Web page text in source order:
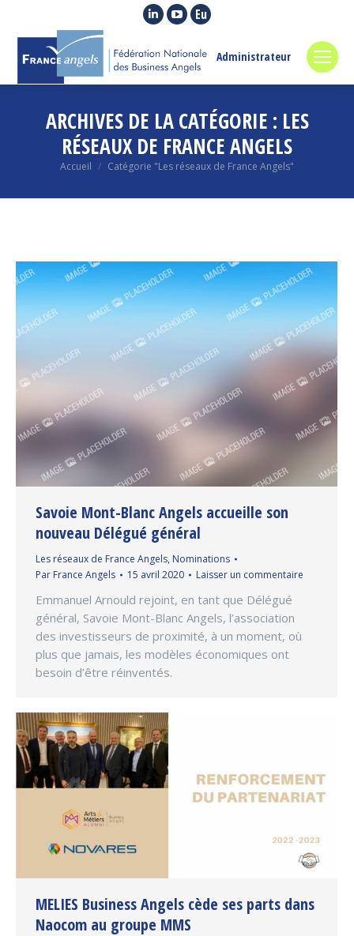
La
LinkedIn
s'ouvre
une
nouvelle
fenêtre
La
YouTube
s'ouvre
une
nouvelle
fenêtre
La
Euroquity
une
nouvelle
fenêtre
Administrateur
ARCHIVES DE LA CATÉGORIE : LES
RÉSEAUX DE FRANCE ANGELS
Vous êtes ici :
Accueil Catégorie "Les réseaux de France Angels"
Savoie Mont-Blanc Angels accueille son
nouveau Délégué général
Les réseaux de France Angels, Nominations
Par France Angels 15 avril 2020 Laisser un commentaire
Emmanuel Arnould rejoint, en tant que Délégué
général, Savoie Mont-Blanc Angels, l’association
des investisseurs de proximité, à un moment, où
plus que jamais, les modèles économiques ont
besoin d’être réinventés.
MELIES Business Angels cède ses parts dans
Naocom au groupe MMS